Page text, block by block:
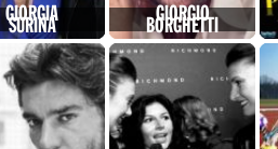
GIORGIA
SURINA GIORGIO
BORGHETTI